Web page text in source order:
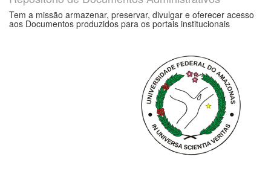
Tem a missão armazenar, preservar, divulgar e oferecer acesso
aos Documentos produzidos para os portais institucionais